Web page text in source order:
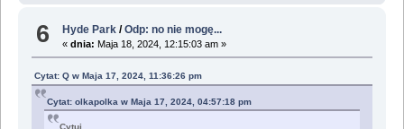
6 Hyde Park /Odp: no nie mogę...
«dnia: Maja 18, 2024, 12:15:03 am »
Cytat: Q w Maja 17, 2024, 11:36:26 pm
Cytat: olkapolka w Maja 17, 2024, 04:57:18 pm
Cytuj